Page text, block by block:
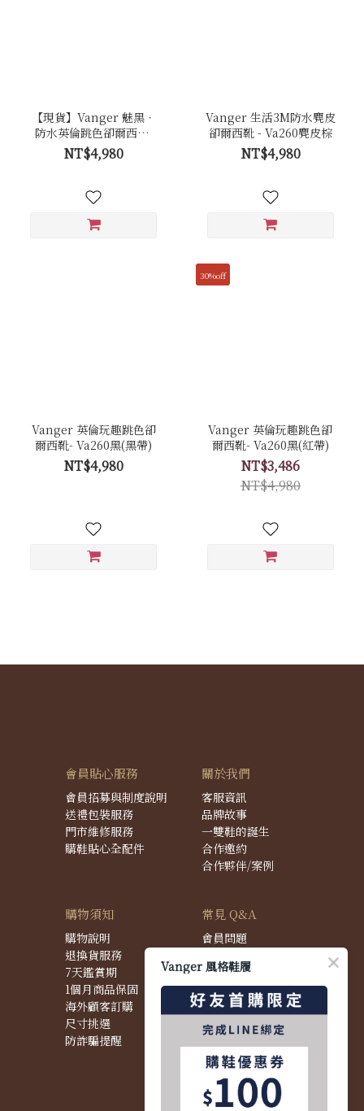
【現貨】Vanger 魅黑．
防水英倫跳色卻爾西靴-
Va260防水黑(黑帶)
NT$4,980
Vanger 生活3M防水麂皮
卻爾西靴 - Va260麂皮棕
NT$4,980
Vanger 英倫玩趣跳色卻
爾西靴- Va260黑(黑帶)
NT$4,980
30%off
Vanger 英倫玩趣跳色卻
爾西靴- Va260黑(紅帶)
NT$3,486
NT$4,980
會員貼心服務
會員招募與制度說明
送禮包裝服務
門市維修服務
購鞋貼心全配件
關於我們
客服資訊
品牌故事
一雙鞋的誕生
合作邀約
合作夥伴/案例
購物須知
購物說明
退換貨服務
7天鑑賞期
1個月商品保固
海外顧客訂購
尺寸挑選
防詐騙提醒
常見 Q&A
會員問題
配送問題
退換貨問題
商品問題
Vanger 風格鞋履